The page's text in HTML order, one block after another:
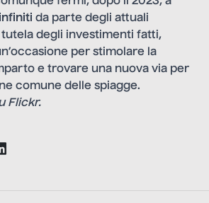
da parte degli attuali
degli investimenti fatti,
per stimolare la
e trovare una nuova via per
comune delle spiagge.
Flickr.